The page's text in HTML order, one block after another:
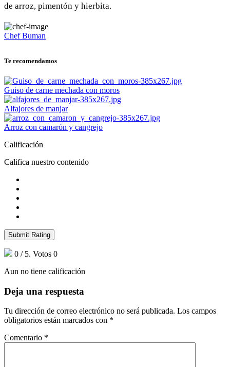
de arroz, pimentón y hierbita.
Chef Buman
Te recomendamos
Guiso de carne mechada con moros
Alfajores de manjar
Arroz con camarón y cangrejo
Calificación
Califica nuestro contenido
Submit Rating
0 / 5. Votos 0
Aun no tiene calificación
Deja una respuesta
Tu dirección de correo electrónico no será publicada. Los campos
obligatorios están marcados con *
Comentario *